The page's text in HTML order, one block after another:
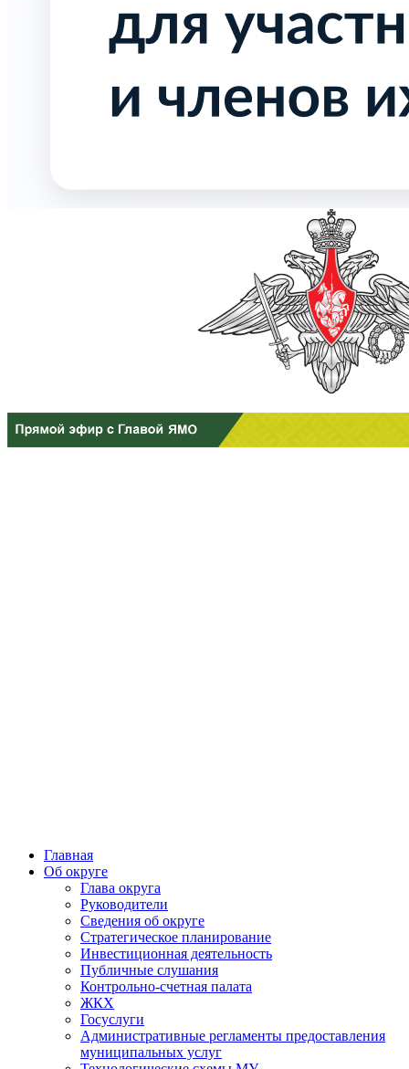
Главная
Об округе
Глава округа
Руководители
Cведения об округе
Стратегическое планирование
Инвестиционная деятельность
Публичные слушания
Контрольно-счетная палата
ЖКХ
Госуслуги
Административные регламенты предоставления
муниципальных услуг